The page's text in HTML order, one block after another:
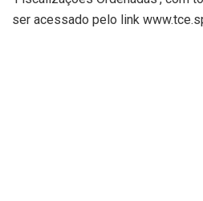
ser acessado pelo link